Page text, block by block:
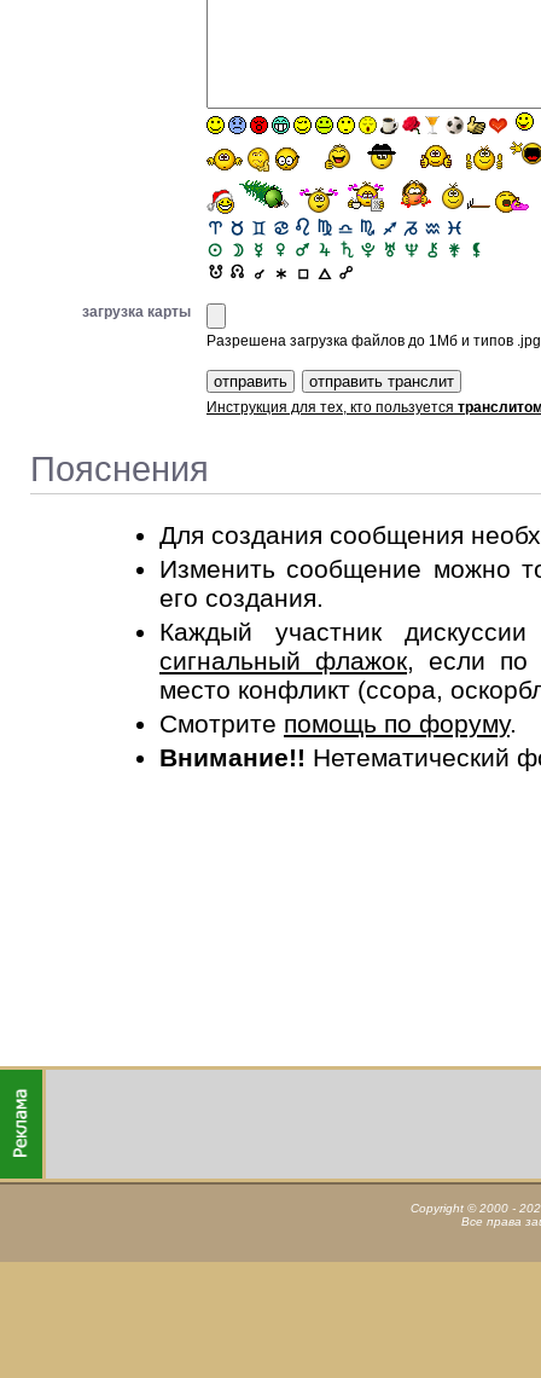
загрузка карты
Разрешена загрузка файлов до 1Мб и типов
Инструкция для тех, кто пользуется
Пояснения
Для создания сообщения
Изменить сообщение можно
его создания.
Каждый участник
сигнальный флажок, если по
место конфликт (ссора,
Смотрите помощь по форуму.
Внимание!! Нетематический
Copyright © 2000 -
Все права